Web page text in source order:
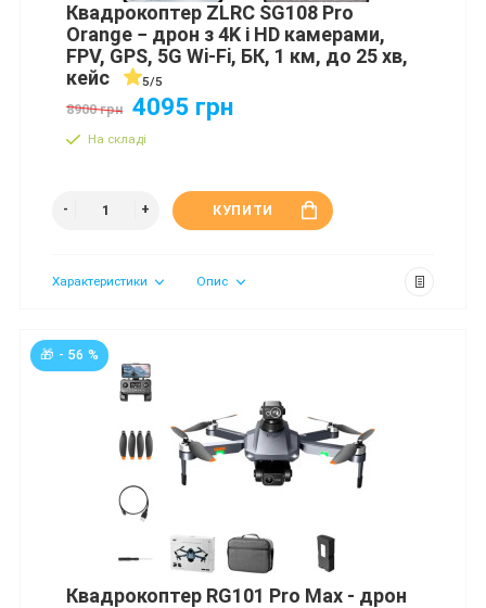
Квадрокоптер ZLRC SG108 Pro
Orange − дрон з 4K і HD камерами,
FPV, GPS, 5G Wi-Fi, БК, 1 км, до 25 хв,
кейс
5/5
8900 грн 4095 грн
На складі
КУПИТИ
Характеристики Опис
🎁 - 56 %
Квадрокоптер RG101 Pro Max - дрон